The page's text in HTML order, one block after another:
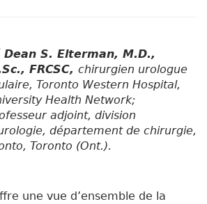
Dean S. Elterman, M.D.,
FRCSC, chirurgien urologue
Toronto Western Hospital,
Health Network;
adjoint, division
département de chirurgie,
Toronto (Ont.).
une vue d’ensemble de la